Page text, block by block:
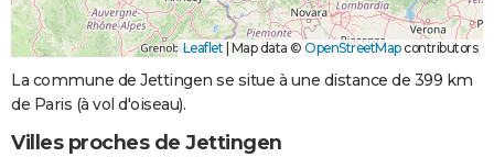
Leaflet Map data © OpenStreetMapcontributors
La commune de Jettingen se situe à une distance de 399 km
de Paris (à vol d'oiseau).
Villes proches de Jettingen